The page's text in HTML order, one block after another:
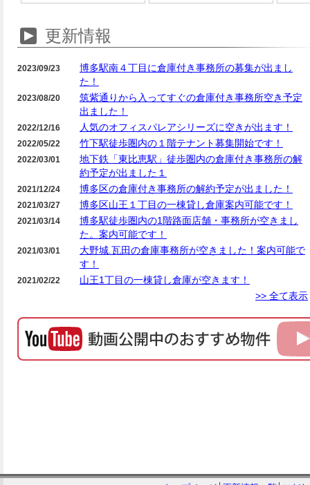
更新情報
2023/09/23
博多駅南４丁目に倉庫付き事務所の募集が出まし
た！
2023/08/20
筑紫通りから入ってすぐの倉庫付き事務所空き予定
出ました！
2022/12/16 人気のオフィスパレアシリーズに空きが出ます！
2022/05/22 竹下駅徒歩圏内の１階テナント募集開始です！
2022/03/01
地下鉄「東比恵駅」徒歩圏内の倉庫付き事務所の解
約予定が出ました１
2021/12/24 博多区の倉庫付き事務所の解約予定が出ました！
2021/03/27 博多区山王１丁目の一棟貸し倉庫案内可能です！
2021/03/14
博多駅徒歩圏内の1階路面店舗・事務所が空きまし
た。案内可能です！
2021/03/01
大野城.瓦田の倉庫事務所が空きました！案内可能で
す！
2021/02/22
山王1丁目の一棟貸し倉庫が空きます！
>> 全て表示